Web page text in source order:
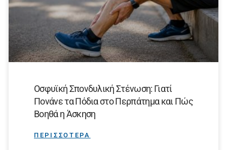
Οσφυϊκή Σπονδυλική Στένωση: Γιατί
Πονάνε τα Πόδια στο Περπάτημα και Πώς
Βοηθά η Άσκηση
ΠΕΡΙΣΣΟΤΕΡΑ